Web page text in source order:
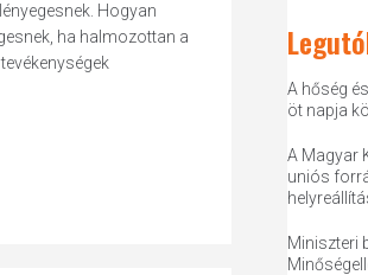
Hogyan
ha halmozottan a
A hőség
öt napja
A Magyar
uniós
Miniszteri